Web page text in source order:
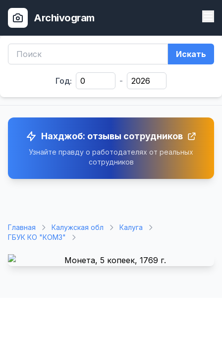
Archivogram
Искать
Год: -
Нахджоб: отзывы сотрудников
Узнайте правду о работодателях от реальных
сотрудников
Главная Калужская обл
Калуга
ГБУК КО "КОМЗ"